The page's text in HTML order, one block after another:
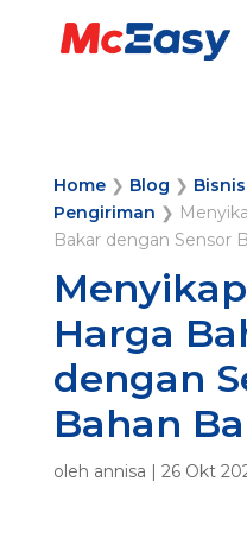
Home❯ Blog ❯ Bisnis
Pengiriman ❯
Bakar dengan Sensor
Harga
dengan
Bahan
oleh annisa | 26 Okt